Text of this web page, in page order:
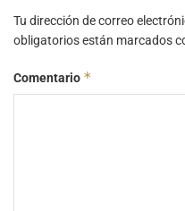
Tu dirección de correo
obligatorios están marcados
Comentario *